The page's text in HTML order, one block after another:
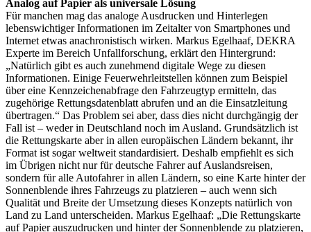
Analog auf Papier als universale Lösung
Für manchen mag das analoge Ausdrucken und Hinterlegen
lebenswichtiger Informationen im Zeitalter von Smartphones und
Internet etwas anachronistisch wirken. Markus Egelhaaf, DEKRA
Experte im Bereich Unfallforschung, erklärt den Hintergrund:
„Natürlich gibt es auch zunehmend digitale Wege zu diesen
Informationen. Einige Feuerwehrleitstellen können zum Beispiel
über eine Kennzeichenabfrage den Fahrzeugtyp ermitteln, das
zugehörige Rettungsdatenblatt abrufen und an die Einsatzleitung
übertragen.“ Das Problem sei aber, dass dies nicht durchgängig der
Fall ist – weder in Deutschland noch im Ausland. Grundsätzlich ist
die Rettungskarte aber in allen europäischen Ländern bekannt, ihr
Format ist sogar weltweit standardisiert. Deshalb empfiehlt es sich
im Übrigen nicht nur für deutsche Fahrer auf Auslandsreisen,
sondern für alle Autofahrer in allen Ländern, so eine Karte hinter der
Sonnenblende ihres Fahrzeugs zu platzieren – auch wenn sich
Qualität und Breite der Umsetzung dieses Konzepts natürlich von
Land zu Land unterscheiden. Markus Egelhaaf: „Die Rettungskarte
auf Papier auszudrucken und hinter der Sonnenblende zu platzieren,